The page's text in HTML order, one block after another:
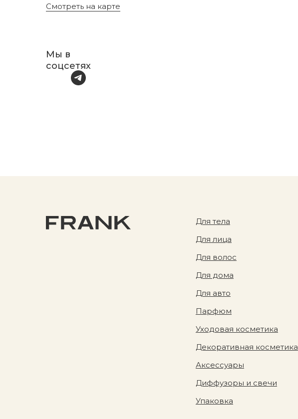
Смотреть на карте
Мы в
соцсетях
Для тела
Для лица
Для волос
Для дома
Для авто
Парфюм
Уходовая косметика
Аксессуары
Упаковка
Диффузоры и свечи
Декоративная косметика